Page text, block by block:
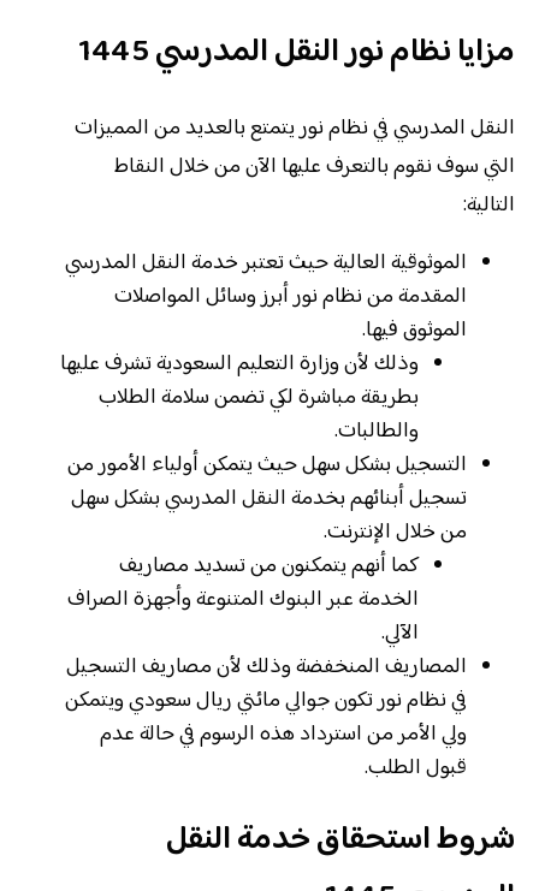
مزايا نظام نور النقل المدرسي 1445
النقل المدرسي في نظام نور يتمتع بالعديد من المميزات
التي سوف نقوم بالتعرف عليها الآن من خلال النقاط
التالية:
الموثوقية العالية حيث تعتبر خدمة النقل المدرسي
المقدمة من نظام نور أبرز وسائل المواصلات
الموثوق فيها.
وذلك لأن وزارة التعليم السعودية تشرف عليها
بطريقة مباشرة لكي تضمن سلامة الطلاب
والطالبات.
التسجيل بشكل سهل حيث يتمكن أولياء الأمور من
تسجيل أبنائهم بخدمة النقل المدرسي بشكل سهل
من خلال الإنترنت.
كما أنهم يتمكنون من تسديد مصاريف
الخدمة عبر البنوك المتنوعة وأجهزة الصراف
الآلي.
المصاريف المنخفضة وذلك لأن مصاريف التسجيل
في نظام نور تكون جوالي مائتي ريال سعودي ويتمكن
ولي الأمر من استرداد هذه الرسوم في حالة عدم
قبول الطلب.
شروط استحقاق خدمة النقل